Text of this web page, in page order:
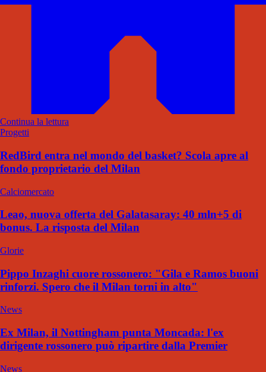
Continua la lettura
Progetti
RedBird entra nel mondo del basket? Scola apre al
fondo proprietario del Milan
Calciomercato
Leao, nuova offerta del Galatasaray: 40 mln+5 di
bonus. La risposta del Milan
Glorie
Pippo Inzaghi cuore rossonero: "Gila e Ramos buoni
rinforzi. Spero che il Milan torni in alto"
News
Ex Milan, il Nottingham punta Moncada: l'ex
dirigente rossonero può ripartire dalla Premier
News